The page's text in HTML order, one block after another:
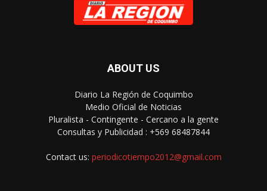
ABOUT US
Diario La Región de Coquimbo
Medio Oficial de Noticias
Pluralista - Contingente - Cercano a la gente
Consultas y Publicidad : +569 68487844
Contact us: periodicotiempo2012@gmail.com